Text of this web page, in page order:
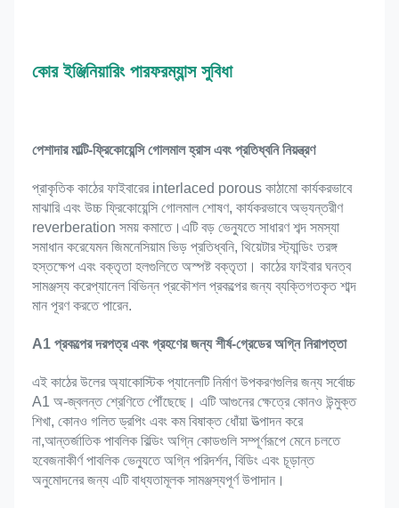
E84 ক্লাস A,
কোর ইঞ্জিনিয়ারিং পারফরম্যান্স সুবিধা
পেশাদার মাল্টি-ফ্রিকোয়েন্সি গোলমাল হ্রাস এবং প্রতিধ্বনি নিয়ন্ত্রণ
প্রাকৃতিক কাঠের ফাইবারের interlaced porous কাঠামো কার্যকরভাবে
মাঝারি এবং উচ্চ ফ্রিকোয়েন্সি গোলমাল শোষণ, কার্যকরভাবে অভ্যন্তরীণ
reverberation সময় কমাতে।এটি বড় ভেন্যুতে সাধারণ শব্দ সমস্যা
সমাধান করেযেমন জিমনেসিয়াম ভিড় প্রতিধ্বনি, থিয়েটার স্ট্যান্ডিং তরঙ্গ
হস্তক্ষেপ এবং বক্তৃতা হলগুলিতে অস্পষ্ট বক্তৃতা। কাঠের ফাইবার ঘনত্ব
সামঞ্জস্য করেপ্যানেল বিভিন্ন প্রকৌশল প্রকল্পের জন্য ব্যক্তিগতকৃত শাব্দ
মান পূরণ করতে পারেন.
A1 প্রকল্পের দরপত্র এবং গ্রহণের জন্য শীর্ষ-গ্রেডের অগ্নি নিরাপত্তা
এই কাঠের উলের অ্যাকোস্টিক প্যানেলটি নির্মাণ উপকরণগুলির জন্য সর্বোচ্চ
A1 অ-জ্বলন্ত শ্রেণিতে পৌঁছেছে। এটি আগুনের ক্ষেত্রে কোনও উন্মুক্ত
শিখা, কোনও গলিত ড্রপিং এবং কম বিষাক্ত ধোঁয়া উত্পাদন করে
না,আন্তর্জাতিক পাবলিক বিল্ডিং অগ্নি কোডগুলি সম্পূর্ণরূপে মেনে চলতে
হবেজনাকীর্ণ পাবলিক ভেন্যুতে অগ্নি পরিদর্শন, বিডিং এবং চূড়ান্ত
অনুমোদনের জন্য এটি বাধ্যতামূলক সামঞ্জস্যপূর্ণ উপাদান।